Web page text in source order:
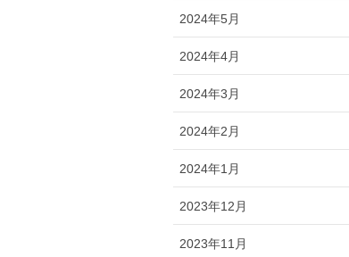
2024年5月
2024年4月
2024年3月
2024年2月
2024年1月
2023年12月
2023年11月